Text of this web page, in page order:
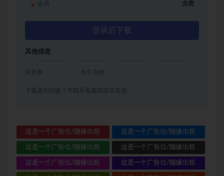
会员 免费
登录后下载
其他信息
有效期 永久有效
下载遇到问题？可联系客服或留言反馈
这是一个广告位/随缘出租 这是一个广告位/随缘出租
这是一个广告位/随缘出租 这是一个广告位/随缘出租
这是一个广告位/随缘出租 这是一个广告位/随缘出租